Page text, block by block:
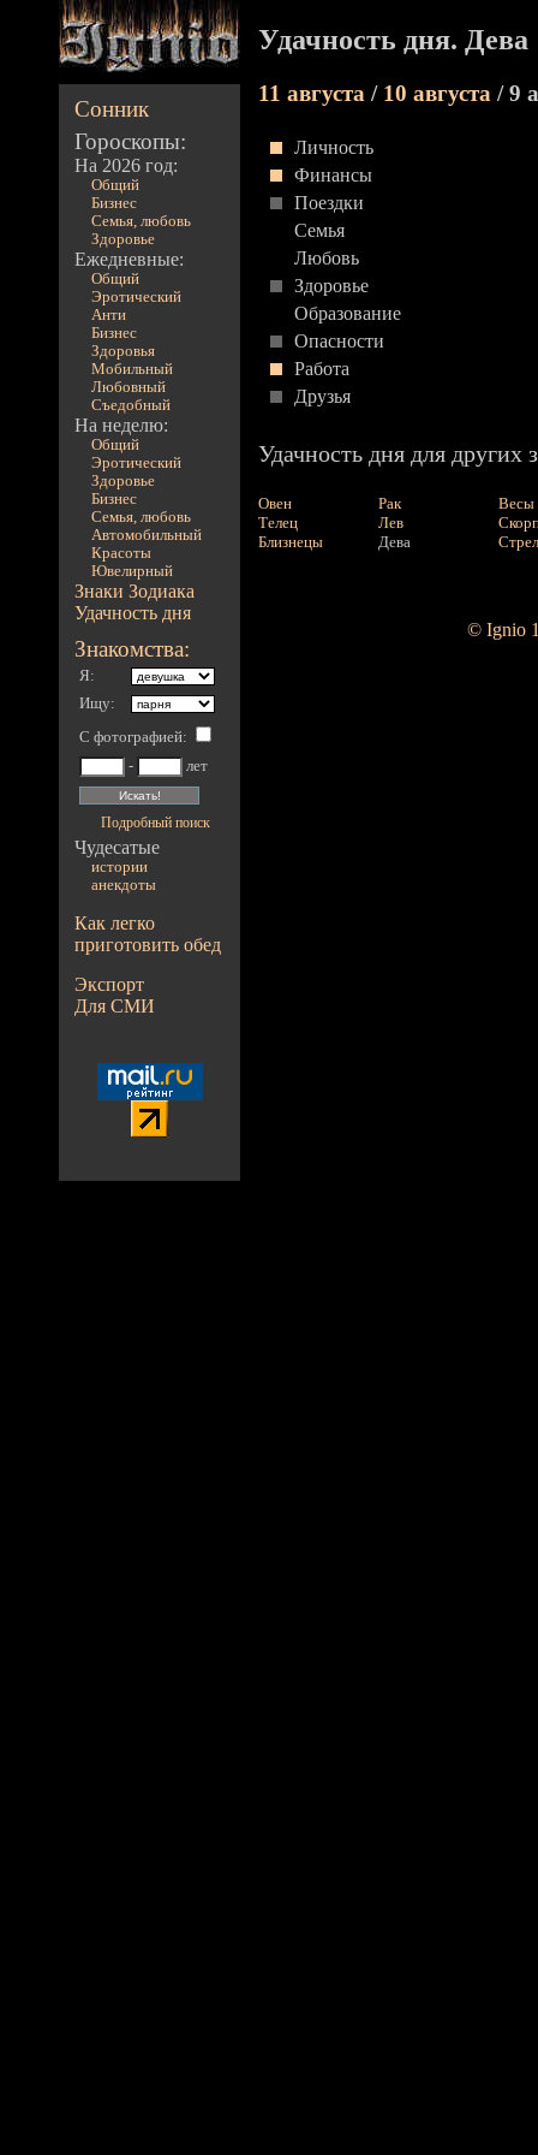
Сонник
Гороскопы:
На 2026 год:
Общий
Бизнес
Семья, любовь
Здоровье
Ежедневные:
Общий
Эротический
Анти
Бизнес
Здоровья
Мобильный
Любовный
Съедобный
На неделю:
Общий
Эротический
Здоровье
Бизнес
Семья, любовь
Автомобильный
Красоты
Ювелирный
Знаки Зодиака
Удачность дня
Знакомства:
Я:
Ищу:
С фотографией:
-
лет
Подробный поиск
Чудесатые
истории
анекдоты
Как легко
приготовить обед
Экспорт
Для СМИ
Удачность дня. Дева
11 августа / 10 августа / 9
Личность
Финансы
Поездки
Семья
Любовь
Здоровье
Образование
Опасности
Работа
Друзья
Удачность дня для других
Овен
Телец
Близнецы
Рак
Лев
Дева
Весы
© Ignio